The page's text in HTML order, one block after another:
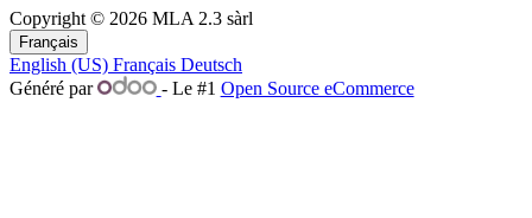
Copyright © 2026 MLA 2.3 sàrl
Français
English (US) Français Deutsch
Généré par
- Le #1 Open Source eCommerce